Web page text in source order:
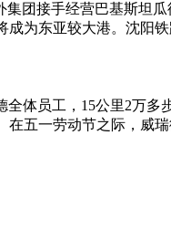
团接手经营巴基斯坦
为东亚较大港。沈阳
体员工，15公里2万
五一劳动节之际，威